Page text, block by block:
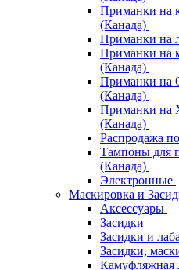
Приманки на
(Канада)
Приманки на
Приманки на
(Канада)
Приманки на
(Канада)
Приманки на
(Канада)
Распродажа
Тампоны для
(Канада)
Электронные
Маскировка и
Аксессуары
Засидки
Засидки и
Засидки,
Камуфляжная